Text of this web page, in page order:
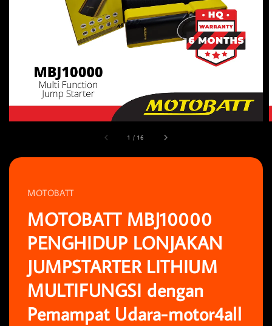
1 /16
MOTOBATT
MOTOBATT MBJ10000
PENGHIDUP LONJAKAN
JUMPSTARTER LITHIUM
MULTIFUNGSI dengan
Pemampat Udara-motor4all